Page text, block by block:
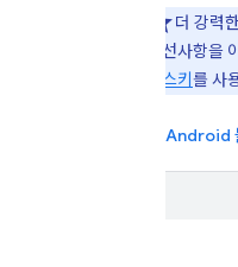
더 강력
개선사항을
패스키 를 사
Android